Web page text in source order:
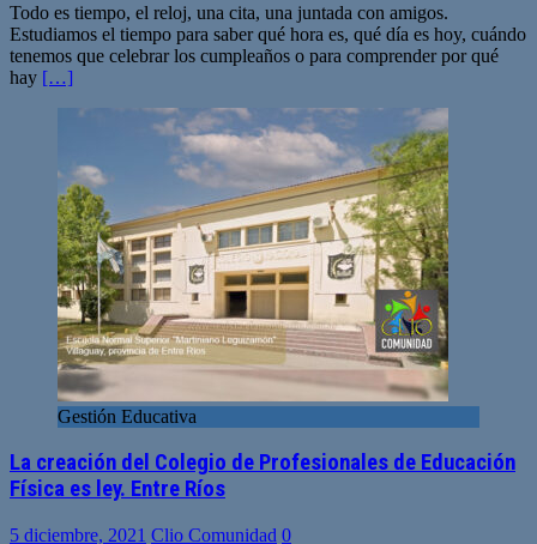
Todo es tiempo, el reloj, una cita, una juntada con amigos.
Estudiamos el tiempo para saber qué hora es, qué día es hoy, cuándo
tenemos que celebrar los cumpleaños o para comprender por qué
hay […]
Gestión Educativa
La creación del Colegio de Profesionales de Educación
Física es ley. Entre Ríos
5 diciembre, 2021 Clio Comunidad 0